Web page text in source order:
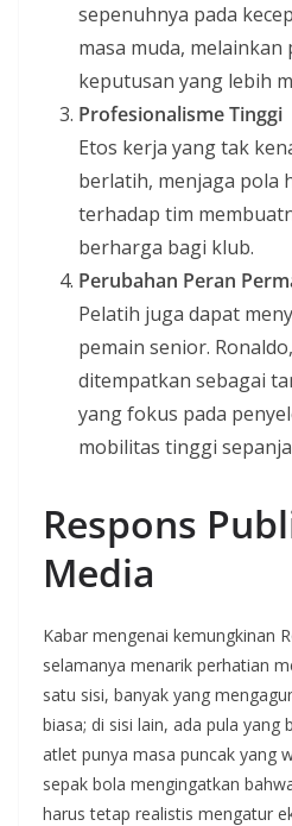
sepenuhnya pada
masa muda, melainkan
keputusan yang lebih
Profesionalisme Tinggi
Etos kerja yang tak
berlatih, menjaga pola
terhadap tim
berharga bagi klub.
Perubahan Peran
Pelatih juga dapat
pemain senior.
ditempatkan sebagai
yang fokus pada
mobilitas tinggi
Respons
Media
Kabar mengenai kemungkinan
selamanya menarik perhatian
satu sisi, banyak yang
biasa; di sisi lain, ada pula yang
atlet punya masa puncak yang
sepak bola mengingatkan
harus tetap realistis mengatur